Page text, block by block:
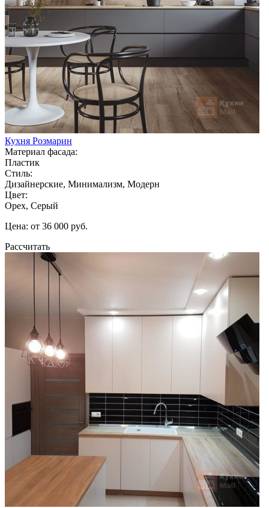
Кухня Розмарин
Материал фасада:
Пластик
Стиль:
Дизайнерские, Минимализм, Модерн
Цвет:
Орех, Серый
Цена: от 36 000 руб.
Рассчитать